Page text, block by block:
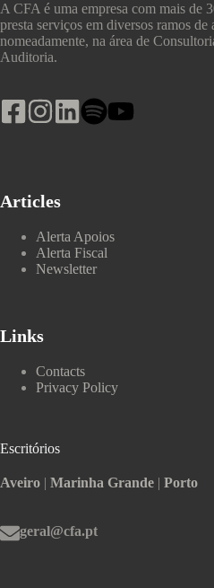
A CFA é uma empresa com mais de
presta serviços em diversos ramos de
nomeadamente, na área de
Auditoria.
Articles
Alerta Apoios
Alerta Fiscal
Newsletter
Links
Contacts
Privacy Policy
Escritórios
Aveiro | Marinha Grande | Porto
geral@cfa.pt